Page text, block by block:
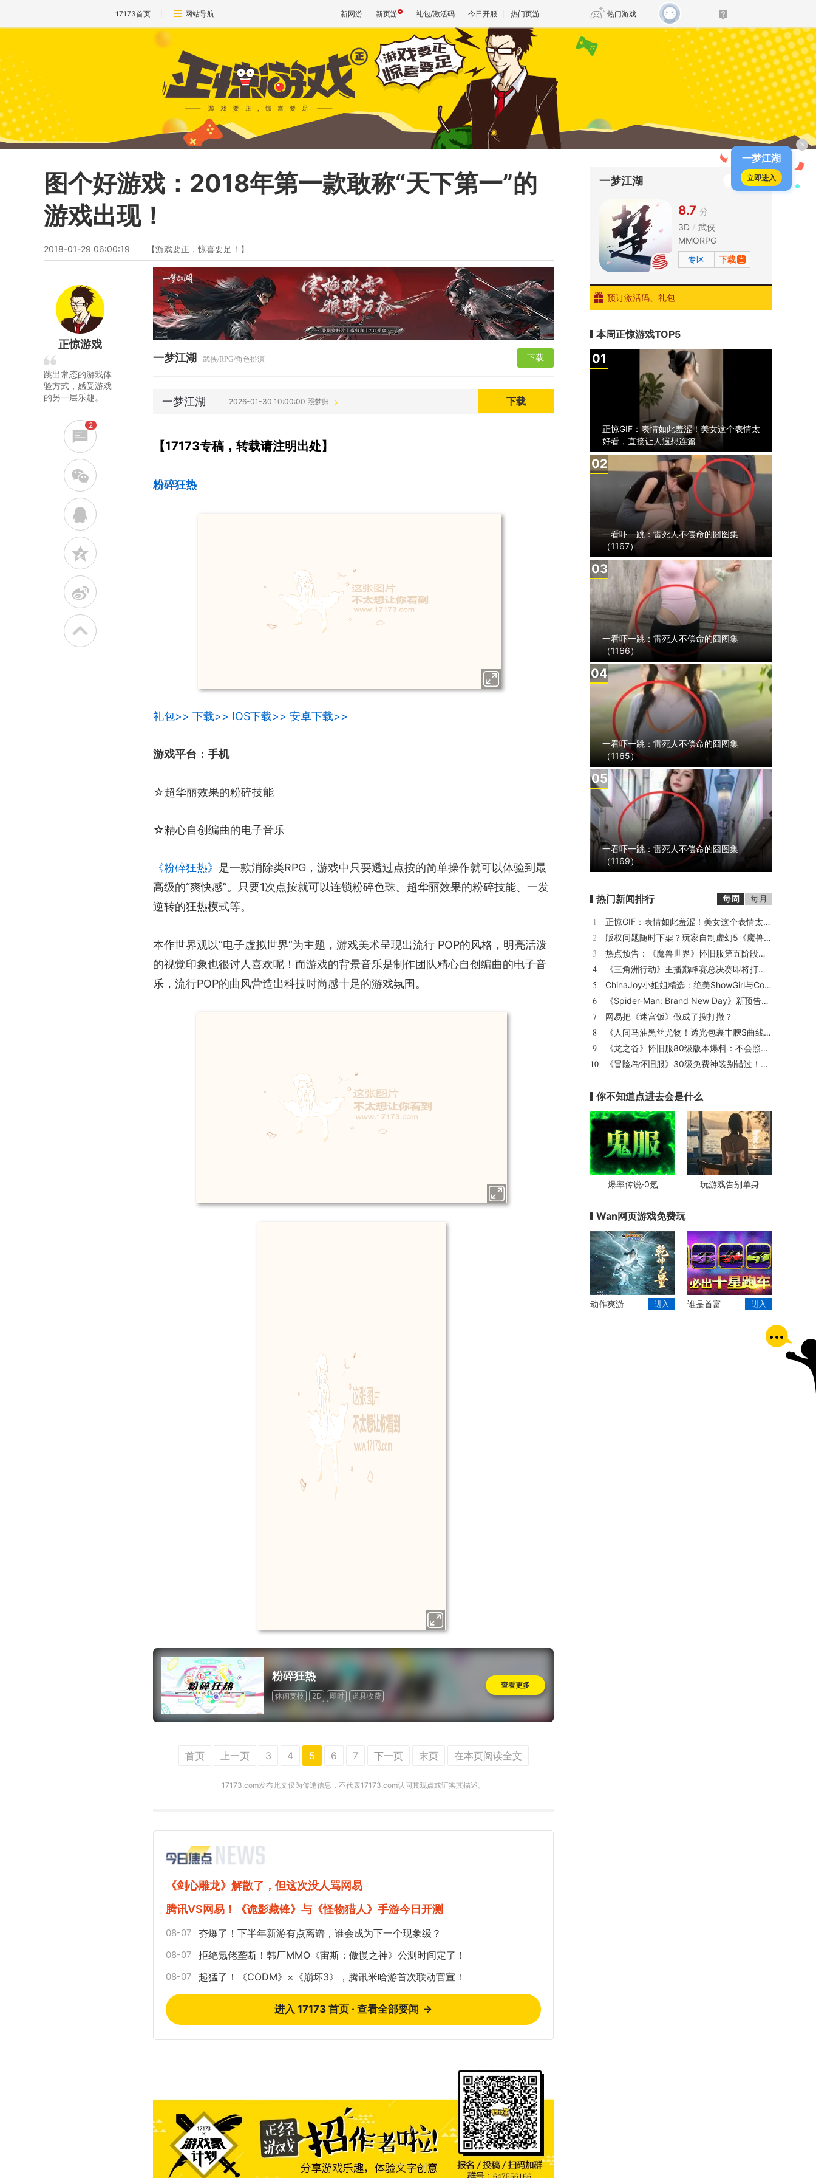
17173首页 网站导航 新网游 新页游 礼包/激活码 今日开服 热门页游 热门游戏
魔兽
天堂 剑网3旗舰版
王权与自由
正惊游戏
跳出常态的游戏体
验方式，感受游戏
的另一层乐趣。
2
w
q
z
t
图个好游戏：2018年第一款敢称“天下第一”的
游戏出现！
2018-01-29 06:00:19 【游戏要正，惊喜要足！】
一梦江湖 武侠/RPG/角色扮演 下载
一梦江湖 2026-01-30 10:00:00 照梦归 下载
【17173专稿，转载请注明出处】
粉碎狂热
礼包>> 下载>> IOS下载>> 安卓下载>>
游戏平台：手机
☆超华丽效果的粉碎技能
☆精心自创编曲的电子音乐
《粉碎狂热》 是一款消除类RPG，游戏中只要透过点按的简单操作就可以体验到最
高级的“爽快感”。只要1次点按就可以连锁粉碎色珠。超华丽效果的粉碎技能、一发
逆转的狂热模式等。
本作世界观以“电子虚拟世界”为主题，游戏美术呈现出流行 POP的风格，明亮活泼
的视觉印象也很讨人喜欢呢！而游戏的背景音乐是制作团队精心自创编曲的电子音
乐，流行POP的曲风营造出科技时尚感十足的游戏氛围。
粉碎狂热
休闲竞技 2D 即时 道具收费
查看更多
首页 上一页 3 4 5 6 7 下一页 末页 在本页阅读全文
17173.com发布此文仅为传递信息，不代表17173.com认同其观点或证实其描述。
《剑心雕龙》解散了，但这次没人骂网易
腾讯VS网易！《诡影藏锋》与《怪物猎人》手游今日开测
08-07 夯爆了！下半年新游有点离谱，谁会成为下一个现象级？
08-07 拒绝氪佬垄断！韩厂MMO《宙斯：傲慢之神》公测时间定了！
08-07 起猛了！《CODM》×《崩坏3》，腾讯米哈游首次联动官宣！
进入 17173 首页 · 查看全部要闻 →
一梦江湖
8.7 分
3D
武侠
MMORPG
专区
下载
下载
预订激活码、礼包
本周正惊游戏TOP5
1
正惊GIF：表情如此羞涩！美女这个表情太
好看，直接让人遐想连篇
2
一看吓一跳：雷死人不偿命的囧图集
（1167）
3
一看吓一跳：雷死人不偿命的囧图集
（1166）
4
一看吓一跳：雷死人不偿命的囧图集
（1165）
5
一看吓一跳：雷死人不偿命的囧图集
（1169）
热门新闻排行 每周 每月
1 正惊GIF：表情如此羞涩！美女这个表情太好看，直接让人遐想连篇
2 版权问题随时下架？玩家自制虚幻5《魔兽世界》8月15日上线
3 热点预告：《魔兽世界》怀旧服第五阶段开启！《三角洲行动》开启全新宝藏月摸大红！
4 《三角洲行动》主播巅峰赛总决赛即将打响！8月2日，群星汇聚，新王加冕！
5 ChinaJoy小姐姐精选：绝美ShowGirl与Coser大赏！（5）
6 《Spider-Man: Brand New Day》新预告预计明日发布，另有一张新剧照公开
7 网易把《迷宫饭》做成了搜打撤？
8 《人间马油黑丝尤物！透光包裹丰腴S曲线腰臀比0.7！简杜Q弹蛮腰裹马油丝の致命诱惑》
9 《龙之谷》怀旧服80级版本爆料：不会照搬正式服，这次要玩点不一样的
10 《冒险岛怀旧服》30级免费神装别错过！新手必看重点攻略
你不知道点进去会是什么
爆率传说·0氪 玩游戏告别单身
Wan网页游戏免费玩
动作爽游 进入 谁是首富 进入
×
一梦江湖
立即进入